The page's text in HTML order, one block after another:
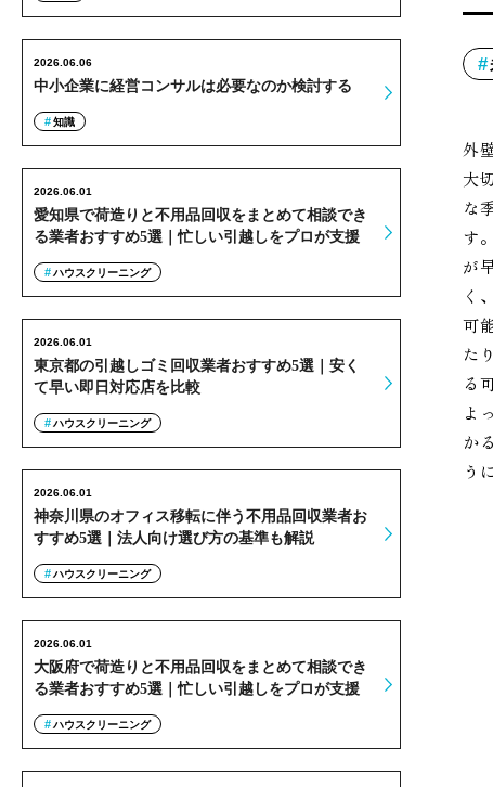
外
大
な
す
が
く
可
た
る
よ
か
う
中小企業に経営コンサルは必要なのか検討する
2026.06.06
知識
愛知県で荷造りと不用品回収をまとめて相談でき
る業者おすすめ5選｜忙しい引越しをプロが支援
2026.06.01
ハウスクリーニング
東京都の引越しゴミ回収業者おすすめ5選｜安く
て早い即日対応店を比較
2026.06.01
ハウスクリーニング
神奈川県のオフィス移転に伴う不用品回収業者お
すすめ5選｜法人向け選び方の基準も解説
2026.06.01
ハウスクリーニング
大阪府で荷造りと不用品回収をまとめて相談でき
る業者おすすめ5選｜忙しい引越しをプロが支援
2026.06.01
ハウスクリーニング